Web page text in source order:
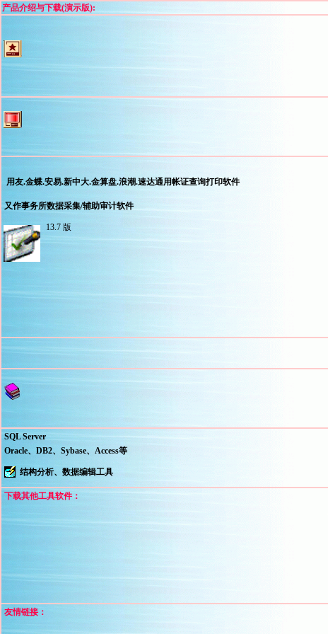
产品介绍与下载(演示版):
用友.金蝶.安易.新中大.金算盘.浪潮.速达通用帐证查询打印软件
又作事务所数据采集/辅助审计软件
13.7 版
SQL Server
Oracle、DB2、Sybase、Access等
结构分析、数据编辑工具
下载其他工具软件：
友情链接：